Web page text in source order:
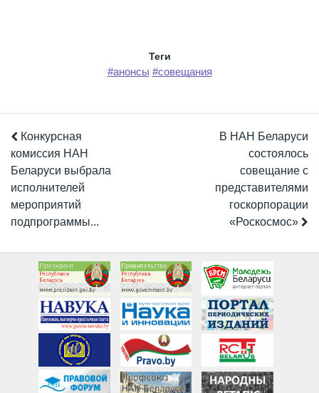
Теги
#анонсы #совещания
Конкурсная
комиссия НАН
Беларуси выбрала
исполнителей
мероприятий
подпрограммы...
В НАН Беларуси
состоялось
совещание с
представителями
госкорпорации
«Роскосмос»